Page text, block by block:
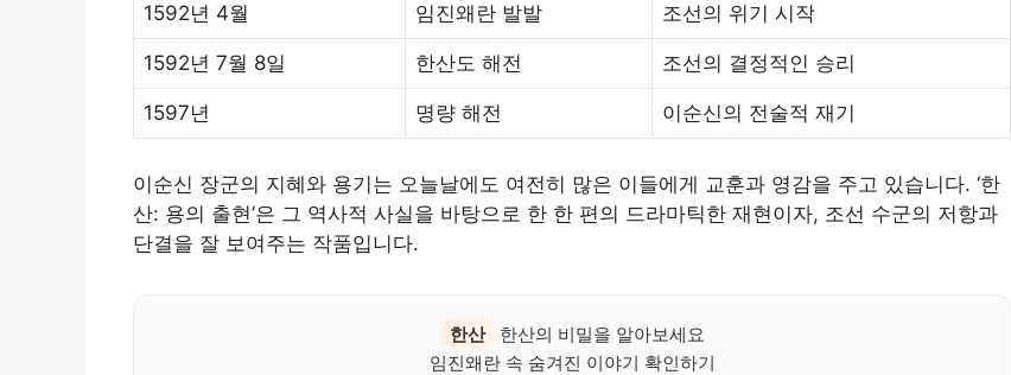
1592년 4월 임진왜란 발발 조선의 위기 시작
1592년 7월 8일 한산도 해전 조선의 결정적인 승리
1597년 명량 해전 이순신의 전술적 재기
이순신 장군의 지혜와 용기는 오늘날에도 여전히 많은 이들에게 교훈과 영감을 주고 있습니다. ‘한
산: 용의 출현’은 그 역사적 사실을 바탕으로 한 한 편의 드라마틱한 재현이자, 조선 수군의 저항과
단결을 잘 보여주는 작품입니다.
한산
한산의 비밀을 알아보세요
임진왜란 속 숨겨진 이야기 확인하기